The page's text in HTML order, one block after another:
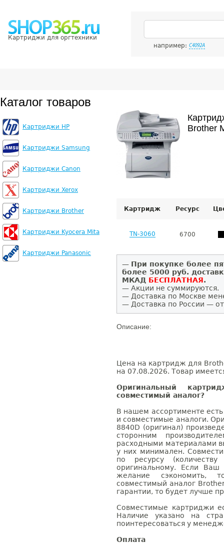
Картриджи для оргтехники
например: C4092A
Каталог товаров
Картриджи HP
Картриджи Samsung
Картриджи Canon
Картриджи Xerox
Картриджи Brother
Картриджи Kyocera Mita
Картриджи Panasonic
Brother
Картридж Ресурс
TN-3060 6700
— При покупке более
более 5000 руб.
МКАД БЕСПЛАТНАЯ.
— Акции не суммируются.
— Доставка по Москве
— Доставка по России —
Описание:
Цена на картридж для
на 07.08.2026. Товар
Оригинальный
совместимый аналог?
В нашем ассортименте
и совместимые аналоги.
8840D (оригинал)
сторонним
расходными материалами
у них минимален.
по ресурсу
оригинальному. Если
желание сэкономить,
совместимый аналог
гарантии, то будет лучше
Совместимые картриджи
Наличие указано на
поинтересоваться у
Оплата